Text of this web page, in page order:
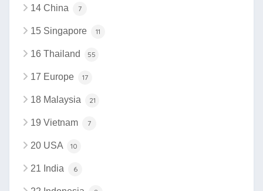
14 China 7
15 Singapore 11
16 Thailand 55
17 Europe 17
18 Malaysia 21
19 Vietnam 7
20 USA 10
21 India 6